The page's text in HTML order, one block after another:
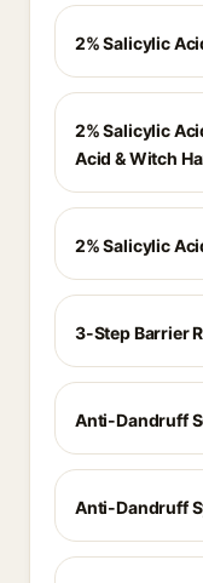
2% Salicylic
2% Salicylic
Acid & Witch
2% Salicylic
3-Step Barrier
Anti-Dandruff
Anti-Dandruff